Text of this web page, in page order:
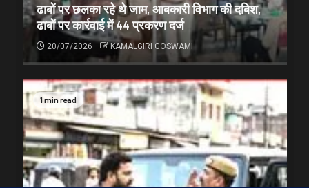
ढाबों पर छलका रहे थे जाम, आबकारी विभाग की दबिश,
ढाबों पर कार्रवाई में 44 प्रकरण दर्ज
20/07/2026 KAMALGIRI GOSWAMI
1 min read